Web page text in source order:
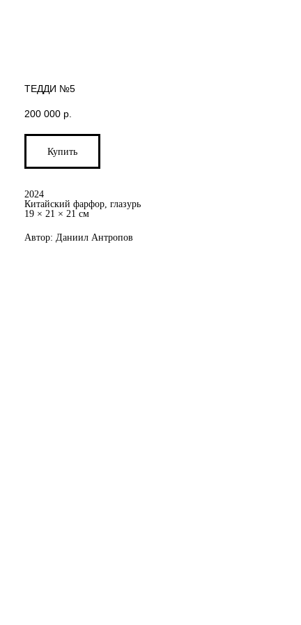
ТЕДДИ №5
200 000 р.
Купить
2024
Китайский фарфор, глазурь
19 × 21 × 21 см
Автор: Даниил Антропов